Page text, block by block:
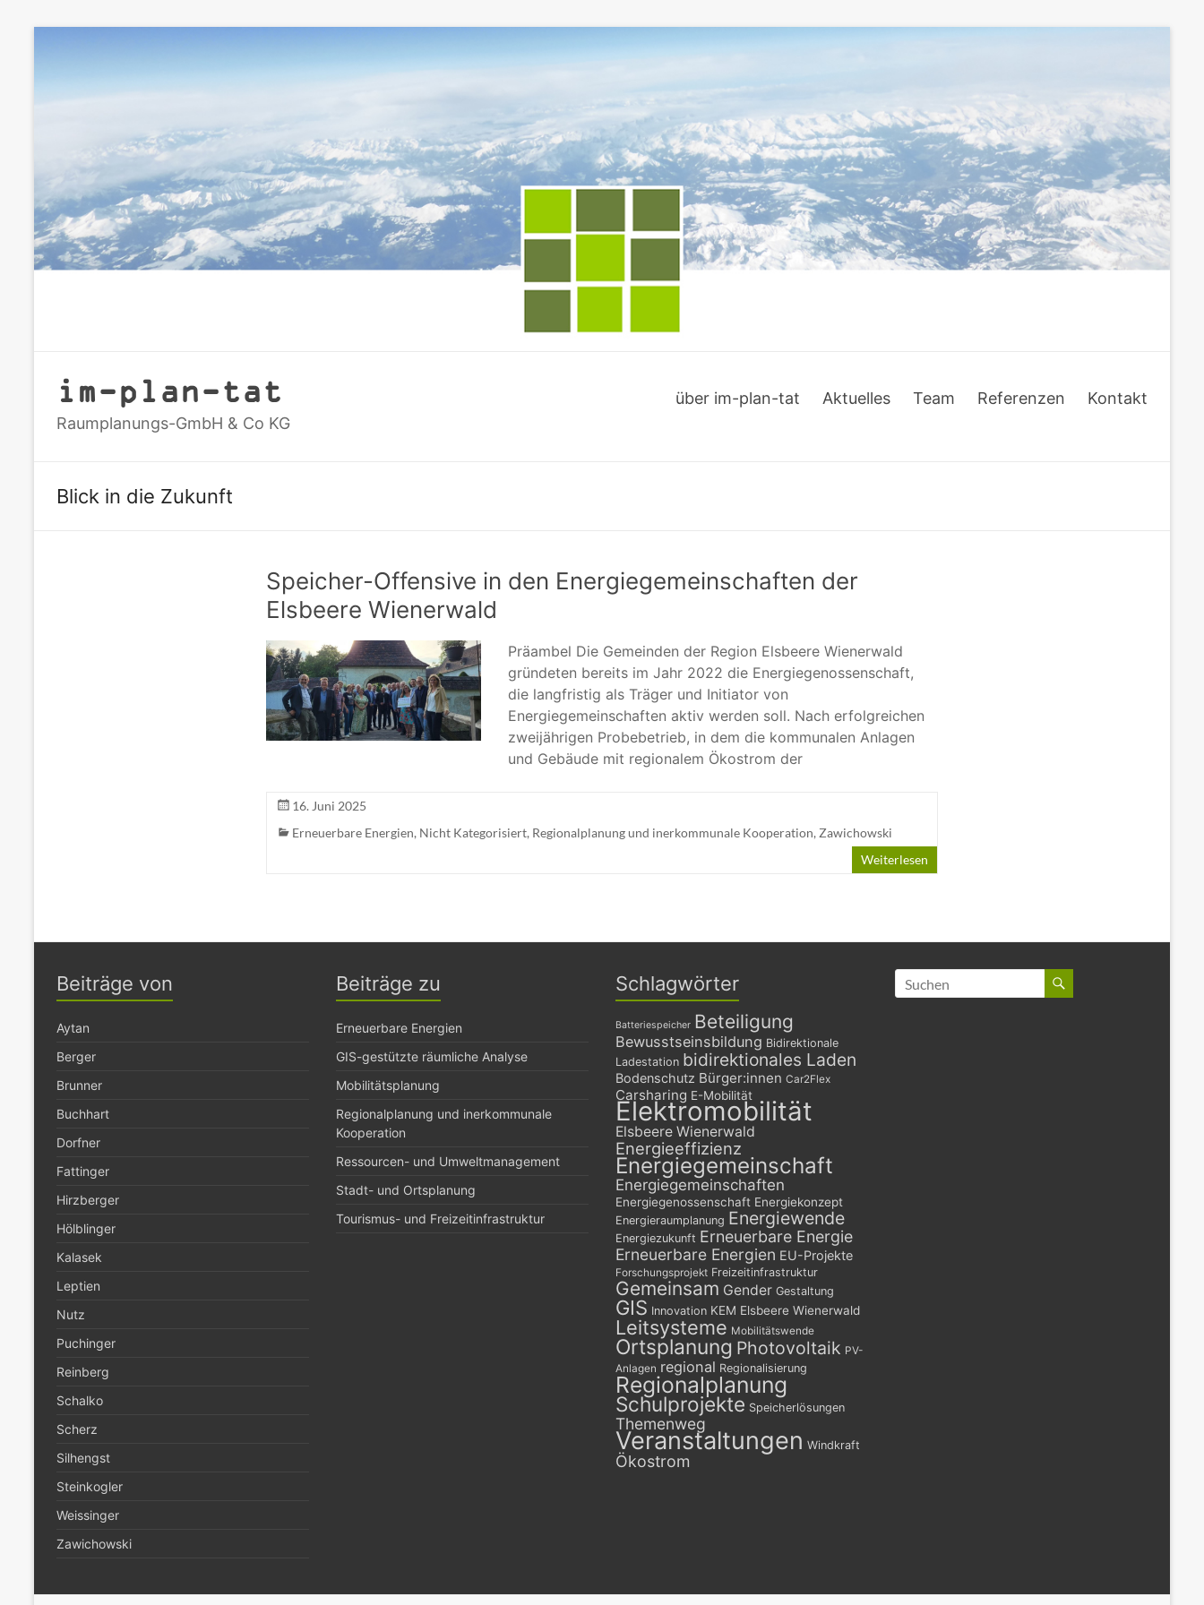
im-plan-tat
Raumplanungs-GmbH & Co KG
über im-plan-tat Aktuelles Team Referenzen Kontakt
Blick in die Zukunft
Speicher-Offensive in den Energiegemeinschaften der
Elsbeere Wienerwald
Präambel Die Gemeinden der Region Elsbeere Wienerwald
gründeten bereits im Jahr 2022 die Energiegenossenschaft,
die langfristig als Träger und Initiator von
Energiegemeinschaften aktiv werden soll. Nach erfolgreichen
zweijährigen Probebetrieb, in dem die kommunalen Anlagen
und Gebäude mit regionalem Ökostrom der
16. Juni 2025
Erneuerbare Energien, Nicht Kategorisiert, Regionalplanung und inerkommunale Kooperation, Zawichowski
Weiterlesen
Beiträge von
Aytan
Berger
Brunner
Buchhart
Dorfner
Fattinger
Hirzberger
Hölblinger
Kalasek
Leptien
Nutz
Puchinger
Reinberg
Schalko
Scherz
Silhengst
Steinkogler
Weissinger
Zawichowski
Beiträge zu
Erneuerbare Energien
GIS-gestützte räumliche Analyse
Mobilitätsplanung
Regionalplanung und inerkommunale
Kooperation
Ressourcen- und Umweltmanagement
Stadt- und Ortsplanung
Tourismus- und Freizeitinfrastruktur
Schlagwörter
Batteriespeicher Beteiligung
Bewusstseinsbildung Bidirektionale
Ladestation bidirektionales Laden
Bodenschutz Bürger:innen Car2Flex
Carsharing E-Mobilität
Elektromobilität
Elsbeere Wienerwald
Energieeffizienz
Energiegemeinschaft
Energiegemeinschaften
Energiegenossenschaft Energiekonzept
Energieraumplanung Energiewende
Energiezukunft Erneuerbare Energie
Erneuerbare Energien EU-Projekte
Forschungsprojekt Freizeitinfrastruktur
Gemeinsam Gender Gestaltung
GIS Innovation KEM Elsbeere Wienerwald
Leitsysteme Mobilitätswende
Ortsplanung Photovoltaik PV-
Anlagen regional Regionalisierung
Regionalplanung
Schulprojekte Speicherlösungen
Themenweg
Veranstaltungen Windkraft
Ökostrom